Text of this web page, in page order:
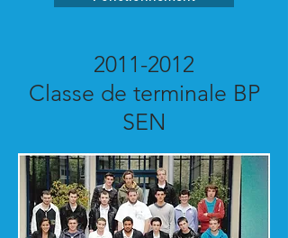
2011-2012
Classe de terminale BP
SEN